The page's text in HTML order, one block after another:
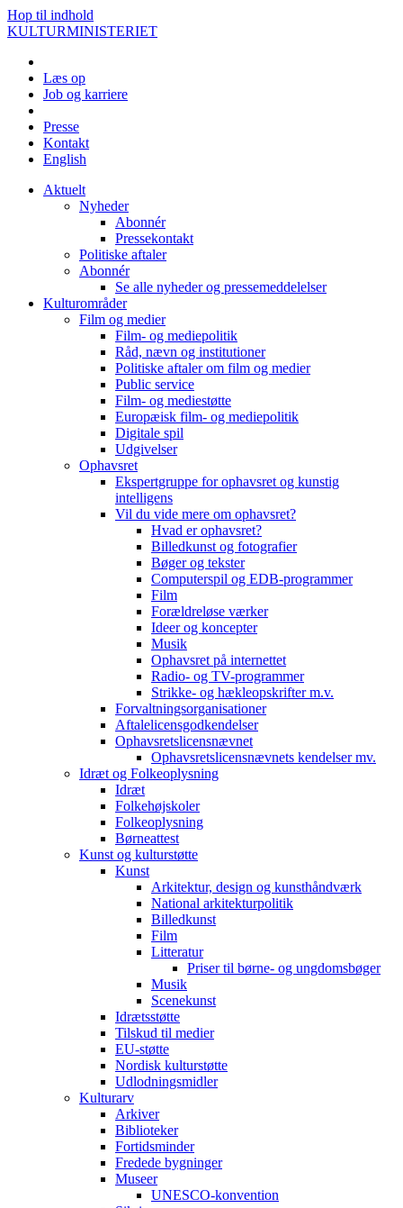
Hop til indhold
KULTURMINISTERIET
Læs op
Job og karriere
Presse
Kontakt
English
Aktuelt
Nyheder
Abonnér
Pressekontakt
Politiske aftaler
Abonnér
Se alle nyheder og pressemeddelelser
Kulturområder
Film og medier
Film- og mediepolitik
Råd, nævn og institutioner
Politiske aftaler om film og medier
Public service
Film- og mediestøtte
Europæisk film- og mediepolitik
Digitale spil
Udgivelser
Ophavsret
Ekspertgruppe for ophavsret og kunstig
intelligens
Vil du vide mere om ophavsret?
Hvad er ophavsret?
Billedkunst og fotografier
Bøger og tekster
Computerspil og EDB-programmer
Film
Forældreløse værker
Ideer og koncepter
Musik
Ophavsret på internettet
Radio- og TV-programmer
Strikke- og hækleopskrifter m.v.
Forvaltningsorganisationer
Aftalelicensgodkendelser
Ophavsretslicensnævnet
Ophavsretslicensnævnets kendelser mv.
Idræt og Folkeoplysning
Idræt
Folkehøjskoler
Folkeoplysning
Børneattest
Kunst og kulturstøtte
Kunst
Arkitektur, design og kunsthåndværk
National arkitekturpolitik
Billedkunst
Film
Litteratur
Priser til børne- og ungdomsbøger
Musik
Scenekunst
Idrætsstøtte
Tilskud til medier
EU-støtte
Nordisk kulturstøtte
Udlodningsmidler
Kulturarv
Arkiver
Biblioteker
Fortidsminder
Fredede bygninger
Museer
UNESCO-konvention